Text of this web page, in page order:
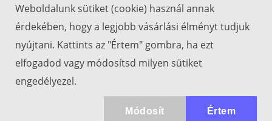
Weboldalunk sütiket (cookie) használ annak
érdekében, hogy a legjobb vásárlási élményt tudjuk
nyújtani. Kattints az "Értem" gombra, ha ezt
elfogadod vagy módosítsd milyen sütiket
engedélyezel.
Értem
Módosít